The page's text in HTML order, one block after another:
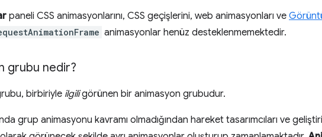
paneli CSS animasyonlarını, CSS geçişlerini, web animasyonları ve
animasyonlar henüz desteklenmemektedir.
grubu nedir?
birbiriyle ilgiligörünen bir animasyon grubudur.
grup animasyonu kavramı olmadığından hareket tasarımcıları ve